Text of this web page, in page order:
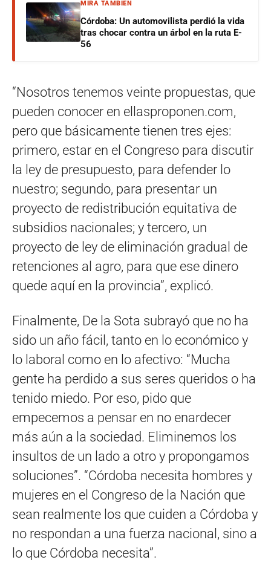
MIRÁ TAMBIÉN
Córdoba: Un automovilista perdió la vida
tras chocar contra un árbol en la ruta E-
56
“Nosotros tenemos veinte propuestas, que
pueden conocer en ellasproponen.com,
pero que básicamente tienen tres ejes:
primero, estar en el Congreso para discutir
la ley de presupuesto, para defender lo
nuestro; segundo, para presentar un
proyecto de redistribución equitativa de
subsidios nacionales; y tercero, un
proyecto de ley de eliminación gradual de
retenciones al agro, para que ese dinero
quede aquí en la provincia”, explicó.
Finalmente, De la Sota subrayó que no ha
sido un año fácil, tanto en lo económico y
lo laboral como en lo afectivo: “Mucha
gente ha perdido a sus seres queridos o ha
tenido miedo. Por eso, pido que
empecemos a pensar en no enardecer
más aún a la sociedad. Eliminemos los
insultos de un lado a otro y propongamos
soluciones”. “Córdoba necesita hombres y
mujeres en el Congreso de la Nación que
sean realmente los que cuiden a Córdoba y
no respondan a una fuerza nacional, sino a
lo que Córdoba necesita”.